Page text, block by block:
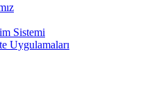
Sistemi
Uygulamaları